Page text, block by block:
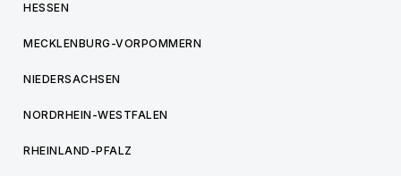
HESSEN
MECKLENBURG-VORPOMMERN
NIEDERSACHSEN
NORDRHEIN-WESTFALEN
RHEINLAND-PFALZ